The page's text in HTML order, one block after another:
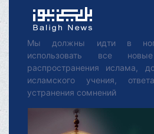
Мы должны идти в
использовать все
распространения ислама,
исламского учения,
устранения сомнений